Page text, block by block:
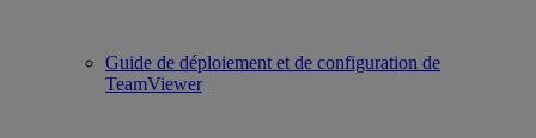
Guide de déploiement et de configuration de
TeamViewer